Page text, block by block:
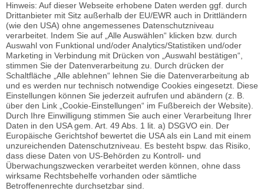
Hinweis: Auf dieser Webseite erhobene Daten werden ggf. durch
Drittanbieter mit Sitz außerhalb der EU/EWR auch in Drittländern
(wie den USA) ohne angemessenes Datenschutzniveau
verarbeitet. Indem Sie auf „Alle Auswählen“ klicken bzw. durch
Auswahl von Funktional und/oder Analytics/Statistiken und/oder
Marketing in Verbindung mit Drücken von „Auswahl bestätigen“,
stimmen Sie der Datenverarbeitung zu. Durch drücken der
Schaltfläche „Alle ablehnen“ lehnen Sie die Datenverarbeitung ab
und es werden nur technisch notwendige Cookies eingesetzt. Diese
Einstellungen können Sie jederzeit aufrufen und abändern (z. B.
über den Link „Cookie-Einstellungen“ im Fußbereich der Website).
Durch Ihre Einwilligung stimmen Sie auch einer Verarbeitung Ihrer
Daten in den USA gem. Art. 49 Abs. 1 lit. a) DSGVO ein. Der
Europäische Gerichtshof bewertet die USA als ein Land mit einem
unzureichenden Datenschutzniveau. Es besteht bspw. das Risiko,
dass diese Daten von US-Behörden zu Kontroll- und
Überwachungszwecken verarbeitet werden können, ohne dass
wirksame Rechtsbehelfe vorhanden oder sämtliche
Betroffenenrechte durchsetzbar sind.